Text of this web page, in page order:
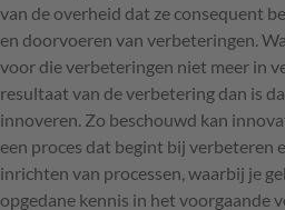
van de overheid dat ze consequent
en doorvoeren van verbeteringen.
voor die verbeteringen niet meer in
resultaat van de verbetering dan is
innoveren. Zo beschouwd kan
een proces dat begint bij verbeteren
inrichten van processen, waarbij je
opgedane kennis in het voorgaande